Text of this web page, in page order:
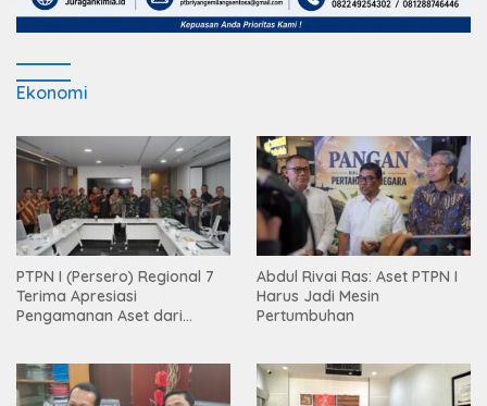
Ekonomi
PTPN I (Persero) Regional 7
Terima Apresiasi
Pengamanan Aset dari
Abdul Rivai Ras: Aset PTPN I
Harus Jadi Mesin
Pertumbuhan